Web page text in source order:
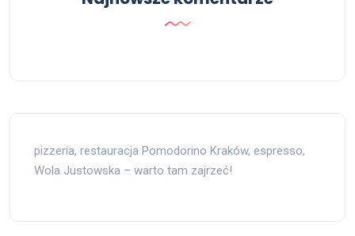
pizzeria, restauracja Pomodorino Kraków, espresso,
Wola Justowska – warto tam zajrzeć!